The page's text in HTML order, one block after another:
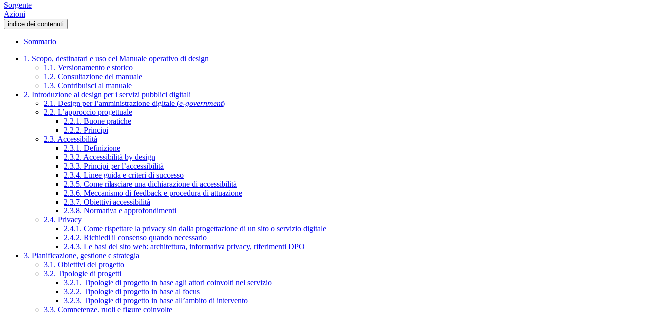
Sorgente
Azioni
indice dei contenuti
Sommario
1. Scopo, destinatari e uso del Manuale operativo di design
1.1. Versionamento e storico
1.2. Consultazione del manuale
1.3. Contribuisci al manuale
2. Introduzione al design per i servizi pubblici digitali
2.1. Design per l’amministrazione digitale (e-government)
2.2. L’approccio progettuale
2.2.1. Buone pratiche
2.2.2. Principi
2.3. Accessibilità
2.3.1. Definizione
2.3.2. Accessibilità by design
2.3.3. Principi per l’accessibilità
2.3.4. Linee guida e criteri di successo
2.3.5. Come rilasciare una dichiarazione di accessibilità
2.3.6. Meccanismo di feedback e procedura di attuazione
2.3.7. Obiettivi accessibilità
2.3.8. Normativa e approfondimenti
2.4. Privacy
2.4.1. Come rispettare la privacy sin dalla progettazione di un sito o servizio digitale
2.4.2. Richiedi il consenso quando necessario
2.4.3. Le basi del sito web: architettura, informativa privacy, riferimenti DPO
3. Pianificazione, gestione e strategia
3.1. Obiettivi del progetto
3.2. Tipologie di progetti
3.2.1. Tipologie di progetto in base agli attori coinvolti nel servizio
3.2.2. Tipologie di progetto in base al focus
3.2.3. Tipologie di progetto in base all’ambito di intervento
3.3. Competenze, ruoli e figure coinvolte